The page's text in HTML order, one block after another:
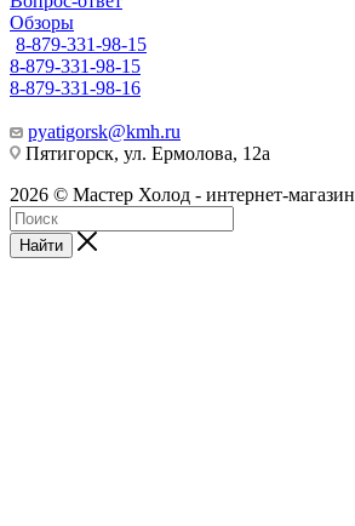
Обзоры
8-879-331-98-15
8-879-331-98-15
8-879-331-98-16
pyatigorsk@kmh.ru
Пятигорск, ул. Ермолова, 12а
2026 © Мастер Холод - интернет-магазин
Найти